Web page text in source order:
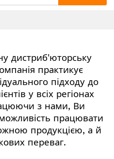
дистриб'юторську
практикує
підходу до
у всіх регіонах
з нами, Ви
працювати
продукцією, а й
переваг.